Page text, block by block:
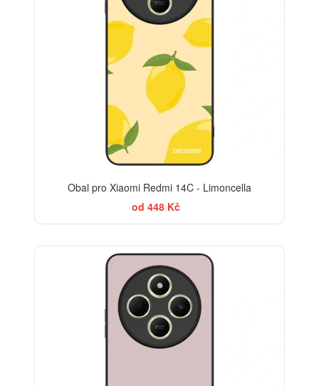
Obal pro Xiaomi Redmi 14C - Limoncella
od 448 Kč